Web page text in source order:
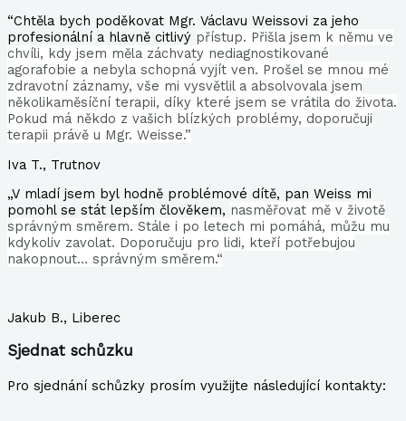
“Chtěla bych poděkovat Mgr. Václavu Weissovi za jeho
profesionální a hlavně citlivý přístup. Přišla jsem k němu ve
chvíli, kdy jsem měla záchvaty nediagnostikované
agorafobie a nebyla schopná vyjít ven. Prošel se mnou mé
zdravotní záznamy, vše mi vysvětlil a absolvovala jsem
několikaměsíční terapii, díky které jsem se vrátila do života.
Pokud má někdo z vašich blízkých problémy, doporučuji
terapii právě u Mgr. Weisse.”
Iva T., Trutnov
„V mladí jsem byl hodně problémové dítě, pan Weiss mi
pomohl se stát lepším člověkem, nasměřovat mě v životě
správným směrem. Stále i po letech mi pomáhá, můžu mu
kdykoliv zavolat. Doporučuju pro lidi, kteří potřebujou
nakopnout… správným směrem.“
Jakub B., Liberec
Sjednat schůzku
Pro sjednání schůzky prosím využijte následující kontakty: